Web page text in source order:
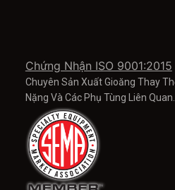
Chứng Nhận ISO 9001:2015
Chuyên Sản Xuất Gioăng Thay
Nặng Và Các Phụ Tùng Liên Quan.